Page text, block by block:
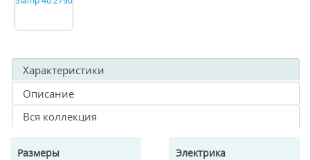
Характеристики
Описание
Вся коллекция
Размеры Электрика